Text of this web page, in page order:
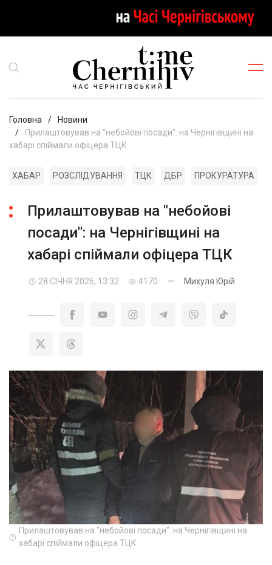
Головна
Новини
Прилаштовував на "небойові посади": на Чернігівщині на
хабарі спіймали офіцера ТЦК
ХАБАР РОЗСЛІДУВАННЯ ТЦК ДБР ПРОКУРАТУРА
Прилаштовував на "небойові
посади": на Чернігівщині на
хабарі спіймали офіцера ТЦК
28 СІЧНЯ 2026, 13:32 4170 — Михуля Юрій
Прилаштовував на "небойові посади": на Чернігівщині на
хабарі спіймали офіцера ТЦК